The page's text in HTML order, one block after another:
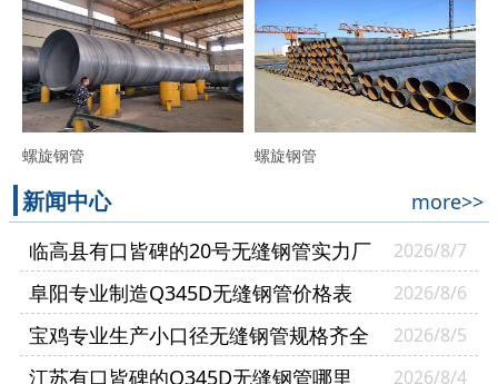
螺旋钢管 螺旋钢管
新闻中心
more>>
临高县有口皆碑的20号无缝钢管实力厂
家
2026/8/7
阜阳专业制造Q345D无缝钢管价格表 2026/8/6
宝鸡专业生产小口径无缝钢管规格齐全 2026/8/5
江苏有口皆碑的Q345D无缝钢管哪里 2026/8/4